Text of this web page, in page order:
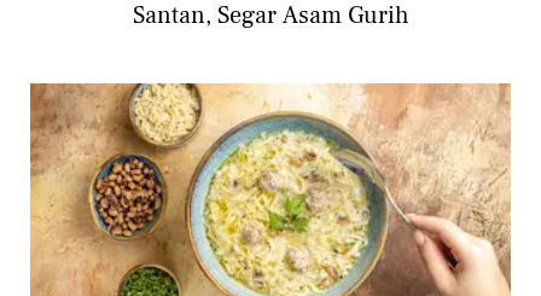
Santan, Segar Asam Gurih